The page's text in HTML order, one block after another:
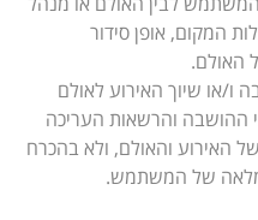
המקום, אופן סידור
האולם.
ו/או שיוך האירוע לאולם
ההושבה והרשאות העריכה
האירוע והאולם, ולא בהכרח
מלאה של המשתמש.